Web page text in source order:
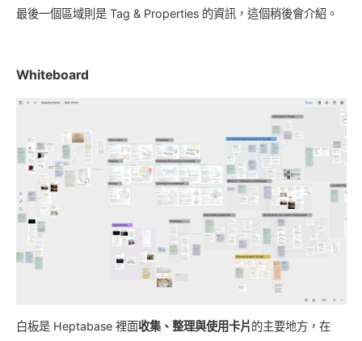
最後一個區域則是 Tag & Properties 的資訊，這個稍後會介紹。
Whiteboard
白板是 Heptabase 裡面收集、整理與使用卡片的主要地方，在